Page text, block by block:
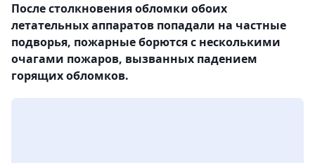
После столкновения обломки обоих
летательных аппаратов попадали на частные
подворья, пожарные борются с несколькими
очагами пожаров, вызванных падением
горящих обломков.